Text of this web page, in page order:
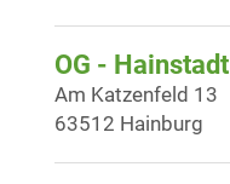
OG - Hainstadt
Am Katzenfeld 13
63512 Hainburg